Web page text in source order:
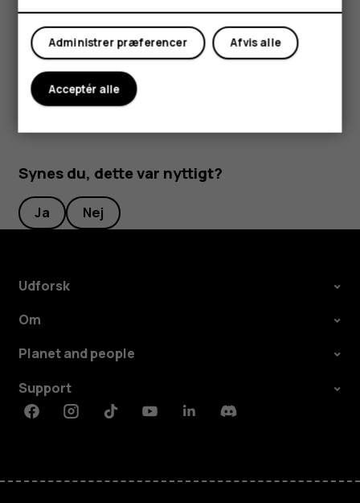
Min konto
cirklen med modtagerens initialer for at vælge
meddelelser og trykke pådelete
Synes du, dette var nyttigt?
Ja Nej
Udforsk
Om
Planet and people
Support
FacebookInstagramTiktokYoutubeLinkedinDiscord
Afvis alle
Administrer præferencer
Acceptér alle